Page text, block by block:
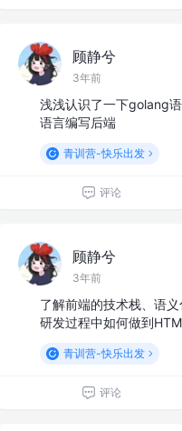
顾静兮
3年前
浅浅认识了一下golang
语言编写后端
青训营-快乐出发
评论
顾静兮
3年前
了解前端的技术栈、语
研发过程中如何做到
青训营-快乐出发
评论